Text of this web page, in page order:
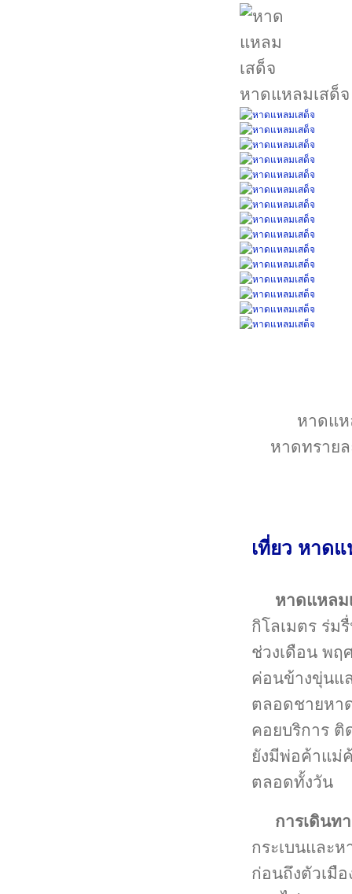
หาดแหลมเสด็จ
หาดแห
หาดทราย
เที่ยว หาด
หาดแหลม
กิโลเมตร ร่ม
ช่วงเดือน พฤ
ค่อนข้างขุ่นแ
ตลอดชายหา
คอยบริการ ติ
ยังมีพ่อค้าแม่
ตลอดทั้งวัน
การเดินท
กระเบนและ
ก่อนถึงตัวเมื